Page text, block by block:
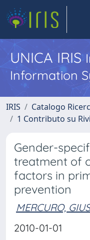
UNICA IRIS
Information
IRIS
Catalogo
1 Contributo su
Gender-
treatment of
factors in
prevention
MERCURO,
2010-01-01